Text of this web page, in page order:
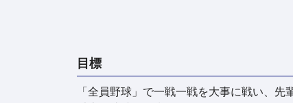
目標
「全員野球」で一戦一戦を大事に戦い、先